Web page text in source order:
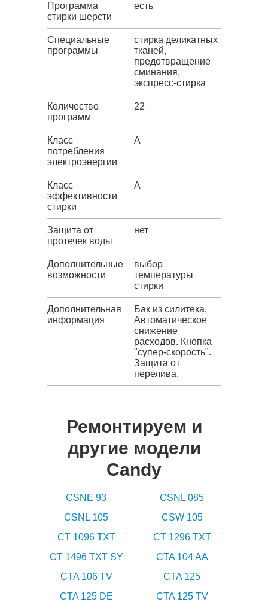
Программа
стирки шерсти
есть
Специальные
программы
стирка деликатных
тканей,
предотвращение
сминания,
экспресс-стирка
Количество
программ
22
Класс
потребления
электроэнергии
A
Класс
эффективности
стирки
A
Защита от
протечек воды
нет
Дополнительные
возможности
выбор
температуры
стирки
Дополнительная
информация
Бак из силитека.
Автоматическое
снижение
расходов. Кнопка
"супер-скорость".
Защита от
перелива.
Ремонтируем и
другие модели
Candy
CSNE 93
CSNL 085
CSNL 105
CSW 105
CT 1096 TXT
CT 1296 TXT
CT 1496 TXT SY
CTA 104 AA
CTA 106 TV
CTA 125
CTA 125 DE
CTA 125 TV